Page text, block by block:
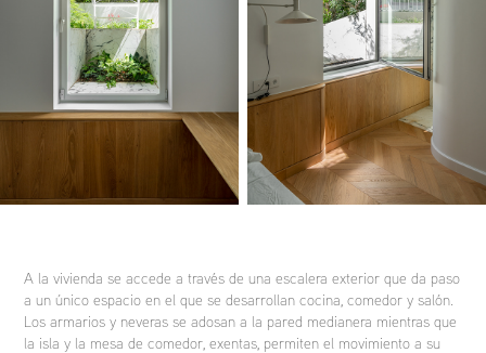
A la vivienda se accede a través de una escalera exterior que da paso
a un único espacio en el que se desarrollan cocina, comedor y salón.
Los armarios y neveras se adosan a la pared medianera mientras que
la isla y la mesa de comedor, exentas, permiten el movimiento a su